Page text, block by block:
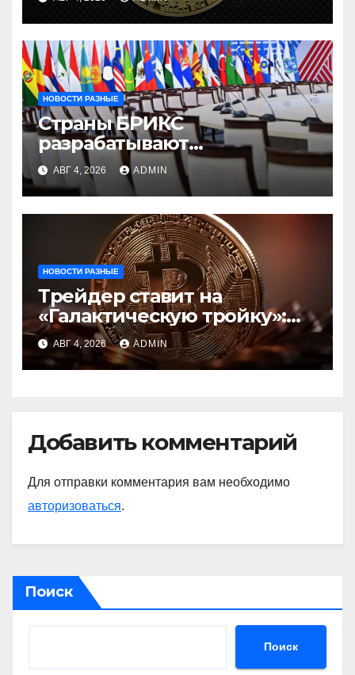
НОВОСТИ РАЗНЫЕ
Страны БРИКС
разрабатывают
инфраструктуру на базе
цифровых валют
центробанков
АВГ 4, 2026 ADMIN
НОВОСТИ РАЗНЫЕ
Трейдер ставит на
«Галактическую тройку»:
Circle, Coinbase и ETH
АВГ 4, 2026 ADMIN
Добавить комментарий
Для отправки комментария вам необходимо
авторизоваться.
Поиск
Поиск